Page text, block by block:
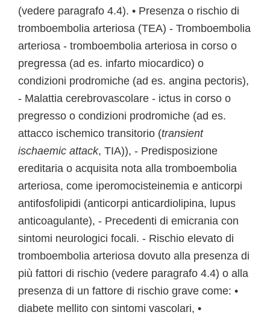
(vedere paragrafo 4.4). • Presenza o rischio di
tromboembolia arteriosa (TEA) - Tromboembolia
arteriosa - tromboembolia arteriosa in corso o
pregressa (ad es. infarto miocardico) o
condizioni prodromiche (ad es. angina pectoris),
- Malattia cerebrovascolare - ictus in corso o
pregresso o condizioni prodromiche (ad es.
attacco ischemico transitorio (transient
ischaemic attack, TIA)), - Predisposizione
ereditaria o acquisita nota alla tromboembolia
arteriosa, come iperomocisteinemia e anticorpi
antifosfolipidi (anticorpi anticardiolipina, lupus
anticoagulante), - Precedenti di emicrania con
sintomi neurologici focali. - Rischio elevato di
tromboembolia arteriosa dovuto alla presenza di
più fattori di rischio (vedere paragrafo 4.4) o alla
presenza di un fattore di rischio grave come: •
diabete mellito con sintomi vascolari, •